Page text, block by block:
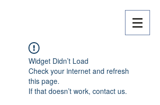
Widget Didn’t Load
Check your internet and refresh
this page.
If that doesn’t work, contact us.